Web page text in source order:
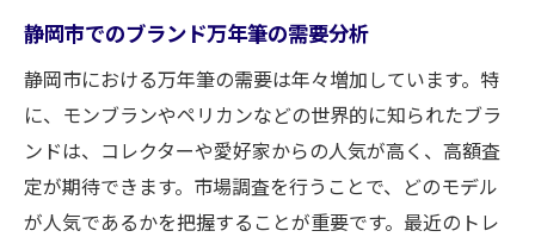
静岡市でのブランド万年筆の需要分析
静岡市における万年筆の需要は年々増加しています。特
に、モンブランやペリカンなどの世界的に知られたブラ
ンドは、コレクターや愛好家からの人気が高く、高額査
定が期待できます。市場調査を行うことで、どのモデル
が人気であるかを把握することが重要です。最近のトレ